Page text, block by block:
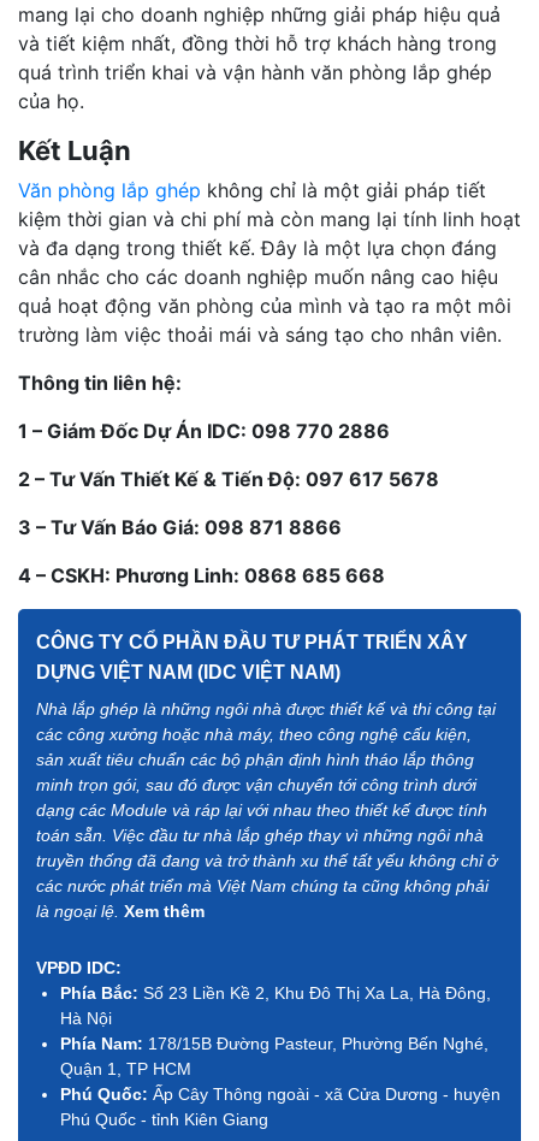
mang lại cho doanh nghiệp những giải pháp hiệu quả
và tiết kiệm nhất, đồng thời hỗ trợ khách hàng trong
quá trình triển khai và vận hành văn phòng lắp ghép
của họ.
Kết Luận
Văn phòng lắp ghép không chỉ là một giải pháp tiết
kiệm thời gian và chi phí mà còn mang lại tính linh hoạt
và đa dạng trong thiết kế. Đây là một lựa chọn đáng
cân nhắc cho các doanh nghiệp muốn nâng cao hiệu
quả hoạt động văn phòng của mình và tạo ra một môi
trường làm việc thoải mái và sáng tạo cho nhân viên.
Thông tin liên hệ:
1 – Giám Đốc Dự Án IDC: 098 770 2886
2 – Tư Vấn Thiết Kế & Tiến Độ: 097 617 5678
3 – Tư Vấn Báo Giá: 098 871 8866
4 – CSKH: Phương Linh: 0868 685 668
CÔNG TY CỔ PHẦN ĐẦU TƯ PHÁT TRIỂN XÂY
DỰNG VIỆT NAM (IDC VIỆT NAM)
Nhà lắp ghép là những ngôi nhà được thiết kế và thi công tại
các công xưởng hoặc nhà máy, theo công nghệ cấu kiện,
sản xuất tiêu chuẩn các bộ phận định hình tháo lắp thông
minh trọn gói, sau đó được vận chuyển tới công trình dưới
dạng các Module và ráp lại với nhau theo thiết kế được tính
toán sẵn. Việc đầu tư nhà lắp ghép thay vì những ngôi nhà
truyền thống đã đang và trở thành xu thế tất yếu không chỉ ở
các nước phát triển mà Việt Nam chúng ta cũng không phải
là ngoại lệ. Xem thêm
VPĐD IDC:
Phía Bắc: Số 23 Liền Kề 2, Khu Đô Thị Xa La, Hà Đông,
Hà Nội
Phía Nam: 178/15B Đường Pasteur, Phường Bến Nghé,
Quận 1, TP HCM
Phú Quốc: Ấp Cây Thông ngoài - xã Cửa Dương - huyện
Phú Quốc - tỉnh Kiên Giang